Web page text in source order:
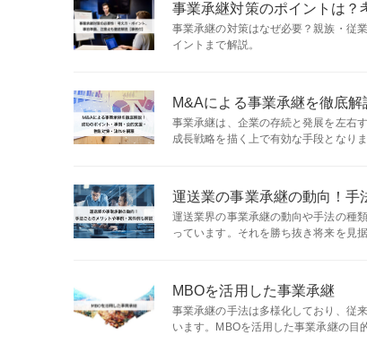
事業承継対策のポイントは？
事業承継の対策はなぜ必要？親族・従
イントまで解説。
M&Aによる事業承継を徹底
事業承継は、企業の存続と発展を左右
成長戦略を描く上で有効な手段となり
運送業の事業承継の動向！手
運送業界の事業承継の動向や手法の種
っています。それを勝ち抜き将来を見
MBOを活用した事業承継
事業承継の手法は多様化しており、従
います。MBOを活用した事業承継の目